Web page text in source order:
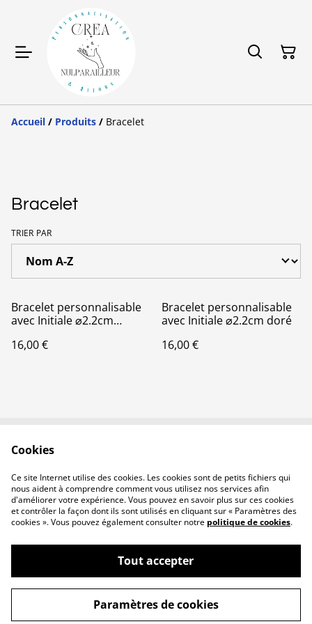
Accueil / Produits / Bracelet
Bracelet
TRIER PAR
Bracelet personnalisable
avec Initiale ⌀2.2cm
16,00 €
Bracelet personnalisable
avec Initiale ⌀2.2cm doré
16,00 €
Politique de
confidentialité
Politique de cookies
©2026Crea Nulparailleur
powered by
Cookies
Ce site Internet utilise des cookies. Les cookies sont de petits fichiers qui
nous aident à comprendre comment vous utilisez nos services afin
d'améliorer votre expérience. Vous pouvez en savoir plus sur ces cookies
et contrôler la façon dont ils sont utilisés en cliquant sur « Paramètres des
cookies ». Vous pouvez également consulter notre politique de cookies.
Tout accepter
Paramètres de cookies